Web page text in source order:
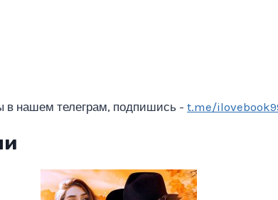
в нашем телеграм, подпишись - t.me/